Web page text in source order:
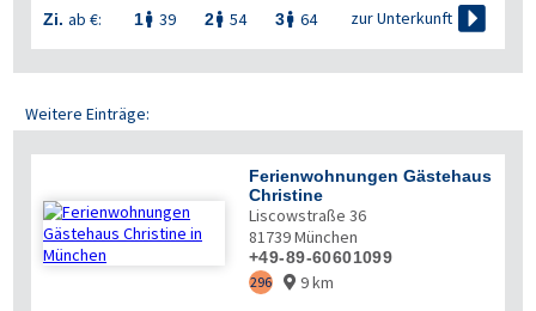
Zi. ab €: 1 39 2 54 3 64 zur Unterkunft 
Weitere Einträge:
Ferienwohnungen Gästehaus
Christine
Liscowstraße 36
81739München
+49-89-60601099
296  9 km